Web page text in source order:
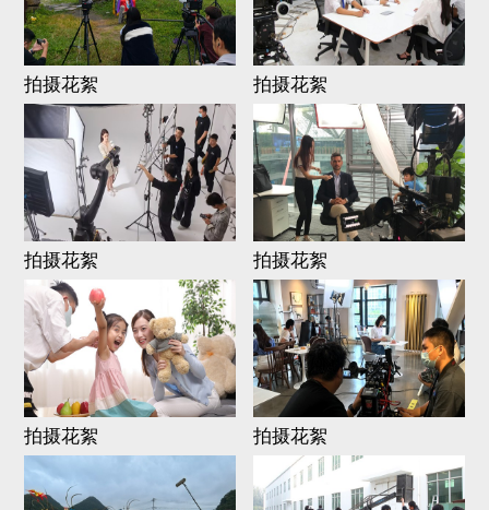
拍摄花絮 拍摄花絮
拍摄花絮 拍摄花絮
拍摄花絮 拍摄花絮